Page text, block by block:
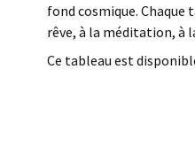
fond cosmique.
rêve, à la méditation, à
Ce tableau est